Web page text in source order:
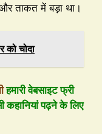
ताकत में बड़ा था।
को चोदा
हमारी वेबसाइट फ्री
कहानियां पढ़ने के लिए